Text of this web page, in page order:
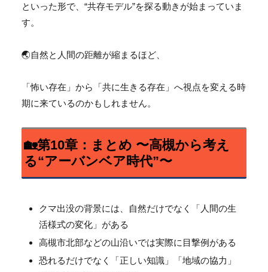
といった形で、“共存モデル”を探る動きが始まっていま
す。
🌏自然と人間の距離が縮まるほど、
「怖い存在」から「共に生きる存在」 へ視点を変える時
期に来ているのかもしれません。
🏡第10章：まとめ 〜高槻から考え
る“アーバンベア時代”〜
クマ出没の背景には、自然だけでなく「人間の生
活様式の変化」 がある
高槻市北部などの山沿いでは実際に目撃例がある
恐れるだけでなく「正しい知識」「地域の協力」